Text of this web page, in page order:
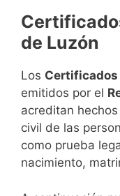
de Luzón
Los Certificados
emitidos por el
acreditan
civil de las
como prueba
nacimiento,